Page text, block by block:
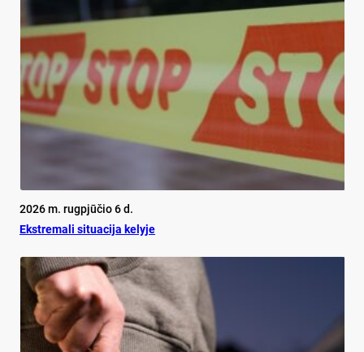
2026 m. rugpjūčio 6 d.
Ekst­re­ma­li si­tua­ci­ja ke­ly­je